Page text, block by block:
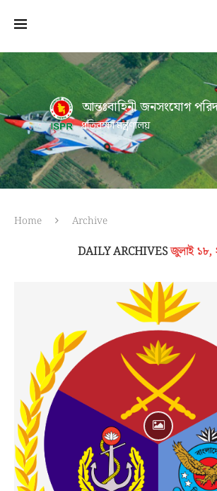
আন্তঃবাহিনী জনসংযোগ
প্রতিরক্ষা মন্ত্রণালয়
Home Archive
DAILY ARCHIVESজুলাই ১৮,